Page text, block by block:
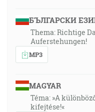
БЪЛГАРСКИ
Thema: Richtige
Auferstehungen!
MP3
MAGYAR
Téma: »A
kifejtése!«